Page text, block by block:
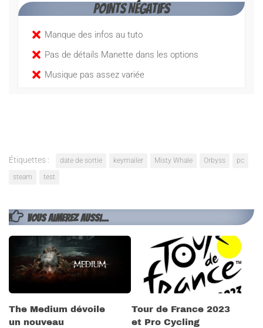
Points Négatifs
Manque des infos au tuto
Pas de détails Manette dans les options
Musique pas assez variée
Étiquettes : date de sortie keymailer Misty Whale Orbyss
pc
steam
test
VOUS AIMEREZ AUSSI...
The Medium dévoile
un nouveau
Tour de France 2023
et Pro Cycling